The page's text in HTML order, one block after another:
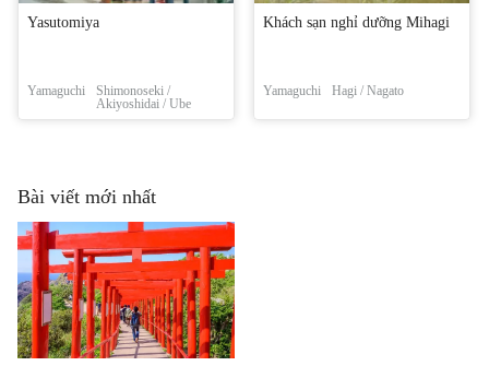
Yasutomiya
Yamaguchi
Shimonoseki /
Akiyoshidai / Ube
Khách sạn nghỉ dưỡng Mihagi
Yamaguchi Hagi / Nagato
Bài viết mới nhất